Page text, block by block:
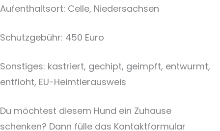
Aufenthaltsort: Celle, Niedersachsen
Schutzgebühr: 450 Euro
Sonstiges: kastriert, gechipt, geimpft, entwurmt,
entfloht, EU-Heimtierausweis
Du möchtest diesem Hund ein Zuhause
schenken? Dann fülle das Kontaktformular